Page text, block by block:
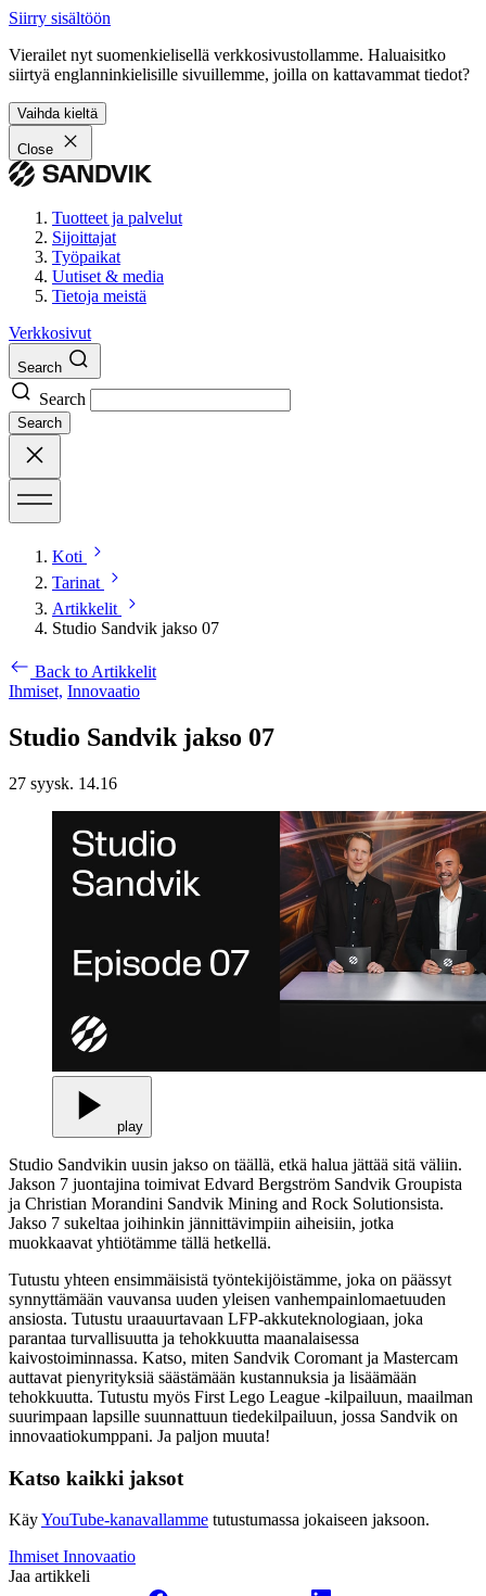
Siirry sisältöön
Vierailet nyt suomenkielisellä verkkosivustollamme. Haluaisitko
siirtyä englanninkielisille sivuillemme, joilla on kattavammat tiedot?
Vaihda kieltä
Close
Tuotteet ja palvelut
Sijoittajat
Työpaikat
Uutiset & media
Tietoja meistä
Verkkosivut
Search
Search
Search
Koti
Tarinat
Artikkelit
Studio Sandvik jakso 07
Back to Artikkelit
Ihmiset, Innovaatio
Studio Sandvik jakso 07
27 syysk. 14.16
play
Studio Sandvikin uusin jakso on täällä, etkä halua jättää sitä väliin.
Jakson 7 juontajina toimivat Edvard Bergström Sandvik Groupista
ja Christian Morandini Sandvik Mining and Rock Solutionsista.
Jakso 7 sukeltaa joihinkin jännittävimpiin aiheisiin, jotka
muokkaavat yhtiötämme tällä hetkellä.
Tutustu yhteen ensimmäisistä työntekijöistämme, joka on päässyt
synnyttämään vauvansa uuden yleisen vanhempainlomaetuuden
ansiosta. Tutustu uraauurtavaan LFP-akkuteknologiaan, joka
parantaa turvallisuutta ja tehokkuutta maanalaisessa
kaivostoiminnassa. Katso, miten Sandvik Coromant ja Mastercam
auttavat pienyrityksiä säästämään kustannuksia ja lisäämään
tehokkuutta. Tutustu myös First Lego League -kilpailuun, maailman
suurimpaan lapsille suunnattuun tiedekilpailuun, jossa Sandvik on
innovaatiokumppani. Ja paljon muuta!
Katso kaikki jaksot
KäyYouTube-kanavallamme tutustumassa jokaiseen jaksoon.
Ihmiset Innovaatio
Jaa artikkeli